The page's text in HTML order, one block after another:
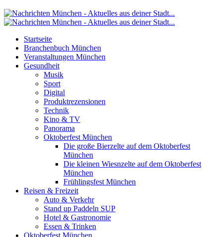
Startseite
Branchenbuch München
Veranstaltungen München
Gesundheit
Musik
Sport
Digital
Produktrezensionen
Technik
Kino & TV
Panorama
Oktoberfest München
Die große Bierzelte auf dem Oktoberfest
München
Die kleinen Wiesnzelte auf dem Oktoberfest
München
Frühlingsfest München
Reisen & Freizeit
Auto & Verkehr
Stand up Paddeln SUP
Hotel & Gastronomie
Essen & Trinken
Oktoberfest München